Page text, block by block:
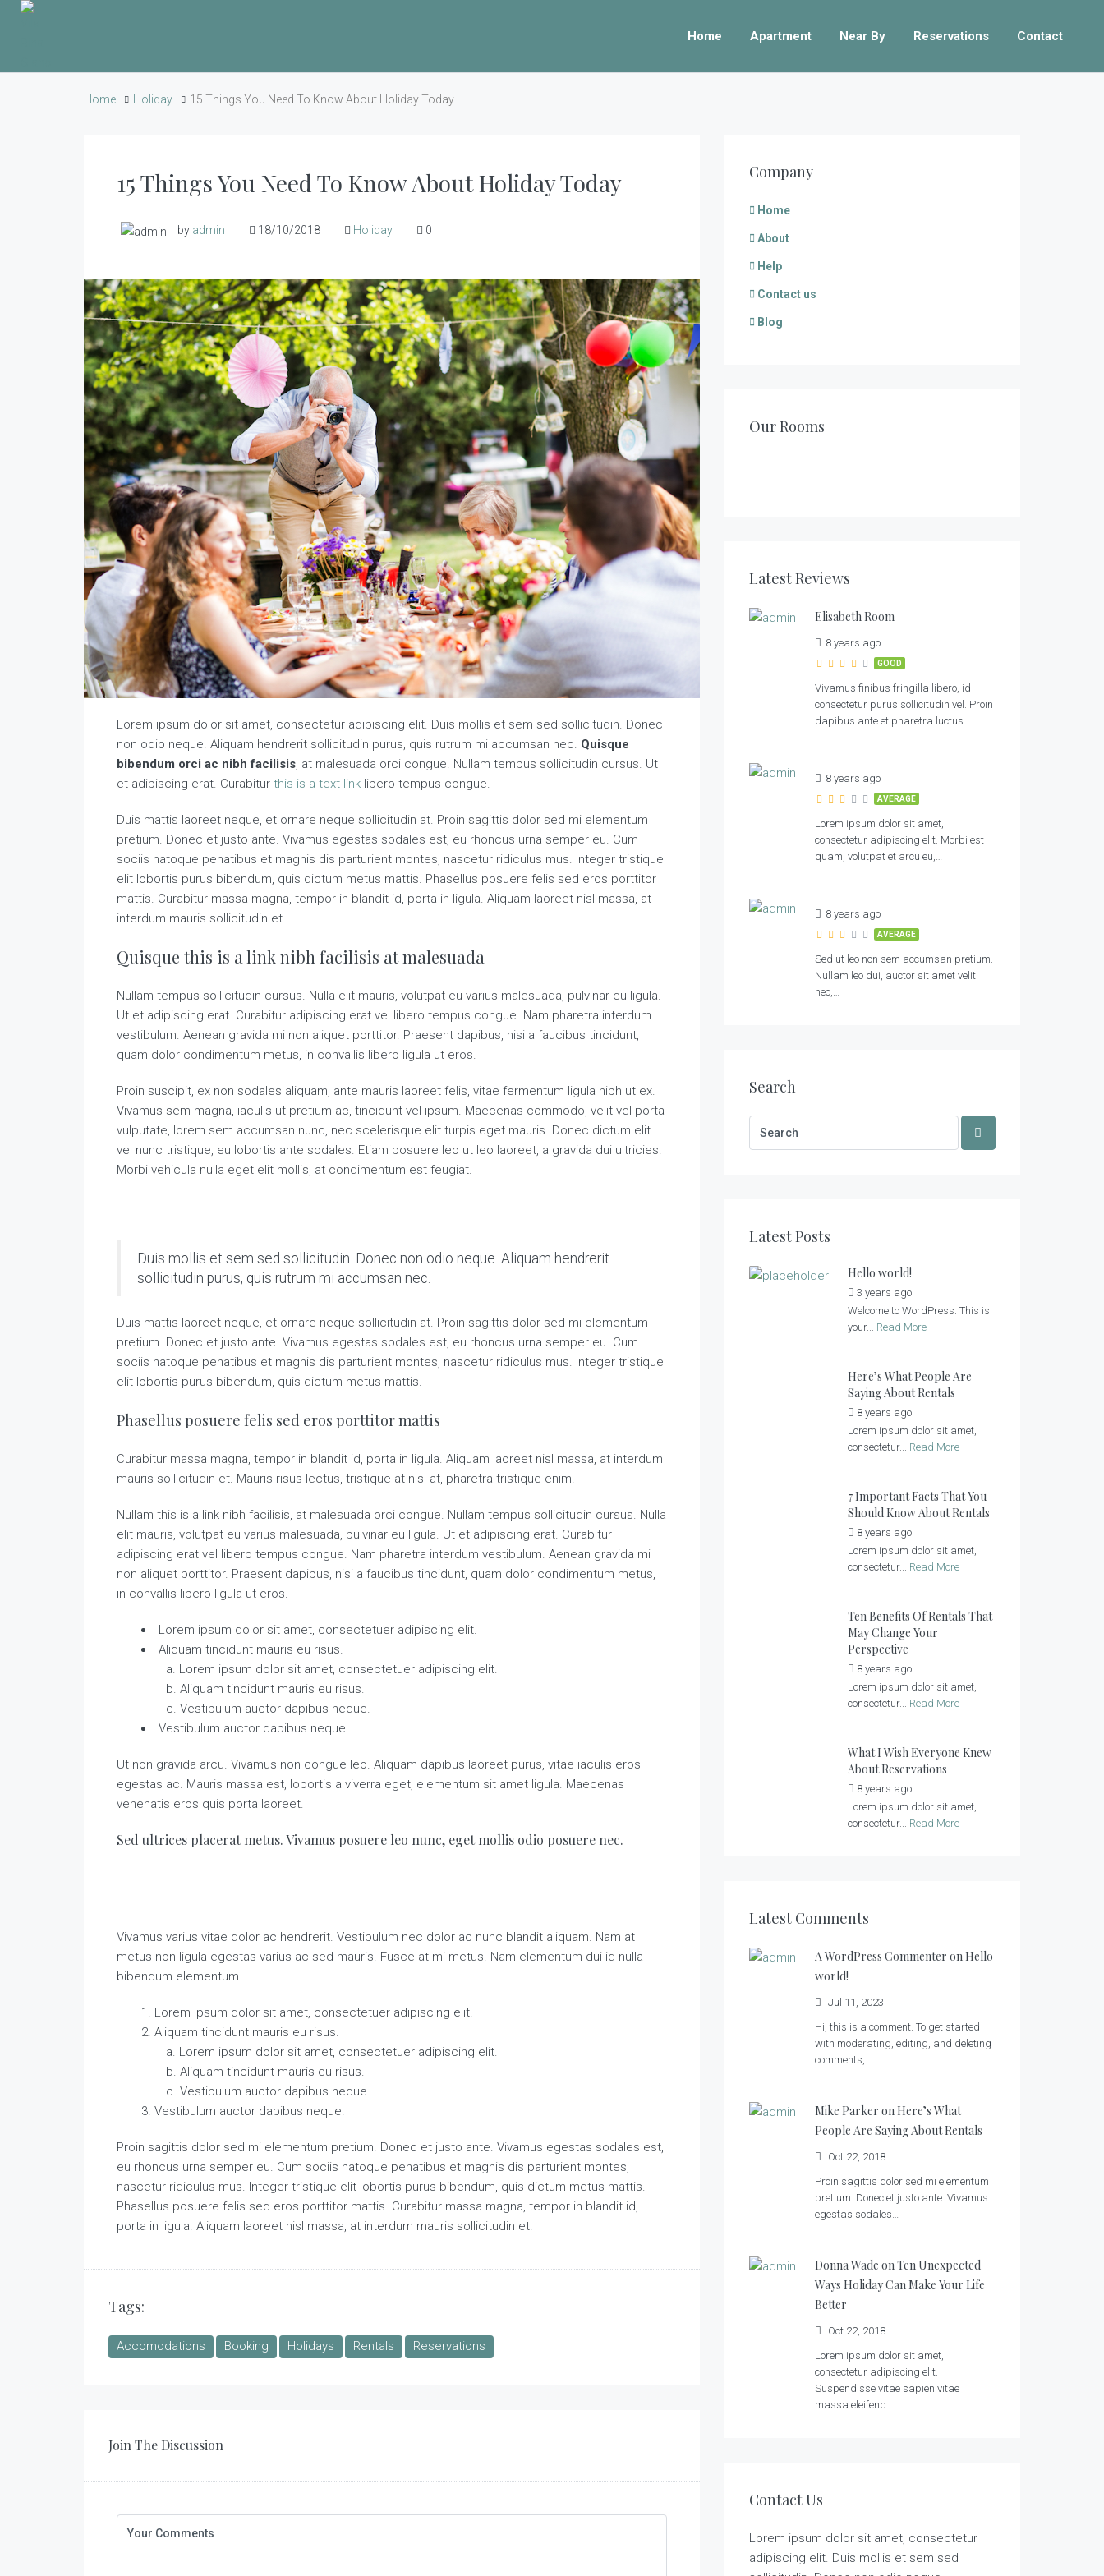
Home Apartment Near By Reservations Contact
Home Holiday 15 Things You Need To Know About Holiday Today
15 Things You Need To Know About Holiday Today
by admin 18/10/2018 Holiday 0
Lorem ipsum dolor sit amet, consectetur adipiscing elit. Duis mollis et sem sed sollicitudin. Donec
non odio neque. Aliquam hendrerit sollicitudin purus, quis rutrum mi accumsan nec. Quisque
bibendum orci ac nibh facilisis , at malesuada orci congue. Nullam tempus sollicitudin cursus. Ut
et adipiscing erat. Curabitur this is a text link libero tempus congue.
Duis mattis laoreet neque, et ornare neque sollicitudin at. Proin sagittis dolor sed mi elementum
pretium. Donec et justo ante. Vivamus egestas sodales est, eu rhoncus urna semper eu. Cum
sociis natoque penatibus et magnis dis parturient montes, nascetur ridiculus mus. Integer tristique
elit lobortis purus bibendum, quis dictum metus mattis. Phasellus posuere felis sed eros porttitor
mattis. Curabitur massa magna, tempor in blandit id, porta in ligula. Aliquam laoreet nisl massa, at
interdum mauris sollicitudin et.
Quisque this is a link nibh facilisis at malesuada
Nullam tempus sollicitudin cursus. Nulla elit mauris, volutpat eu varius malesuada, pulvinar eu ligula.
Ut et adipiscing erat. Curabitur adipiscing erat vel libero tempus congue. Nam pharetra interdum
vestibulum. Aenean gravida mi non aliquet porttitor. Praesent dapibus, nisi a faucibus tincidunt,
quam dolor condimentum metus, in convallis libero ligula ut eros.
Proin suscipit, ex non sodales aliquam, ante mauris laoreet felis, vitae fermentum ligula nibh ut ex.
Vivamus sem magna, iaculis ut pretium ac, tincidunt vel ipsum. Maecenas commodo, velit vel porta
vulputate, lorem sem accumsan nunc, nec scelerisque elit turpis eget mauris. Donec dictum elit
vel nunc tristique, eu lobortis ante sodales. Etiam posuere leo ut leo laoreet, a gravida dui ultricies.
Morbi vehicula nulla eget elit mollis, at condimentum est feugiat.
Duis mollis et sem sed sollicitudin. Donec non odio neque. Aliquam hendrerit
sollicitudin purus, quis rutrum mi accumsan nec.
Duis mattis laoreet neque, et ornare neque sollicitudin at. Proin sagittis dolor sed mi elementum
pretium. Donec et justo ante. Vivamus egestas sodales est, eu rhoncus urna semper eu. Cum
sociis natoque penatibus et magnis dis parturient montes, nascetur ridiculus mus. Integer tristique
elit lobortis purus bibendum, quis dictum metus mattis.
Phasellus posuere felis sed eros porttitor mattis
Curabitur massa magna, tempor in blandit id, porta in ligula. Aliquam laoreet nisl massa, at interdum
mauris sollicitudin et. Mauris risus lectus, tristique at nisl at, pharetra tristique enim.
Nullam this is a link nibh facilisis, at malesuada orci congue. Nullam tempus sollicitudin cursus. Nulla
elit mauris, volutpat eu varius malesuada, pulvinar eu ligula. Ut et adipiscing erat. Curabitur
adipiscing erat vel libero tempus congue. Nam pharetra interdum vestibulum. Aenean gravida mi
non aliquet porttitor. Praesent dapibus, nisi a faucibus tincidunt, quam dolor condimentum metus,
in convallis libero ligula ut eros.
Lorem ipsum dolor sit amet, consectetuer adipiscing elit.
Aliquam tincidunt mauris eu risus.
Lorem ipsum dolor sit amet, consectetuer adipiscing elit.
Aliquam tincidunt mauris eu risus.
Vestibulum auctor dapibus neque.
Vestibulum auctor dapibus neque.
Ut non gravida arcu. Vivamus non congue leo. Aliquam dapibus laoreet purus, vitae iaculis eros
egestas ac. Mauris massa est, lobortis a viverra eget, elementum sit amet ligula. Maecenas
venenatis eros quis porta laoreet.
Sed ultrices placerat metus. Vivamus posuere leo nunc, eget mollis odio posuere nec.
Vivamus varius vitae dolor ac hendrerit. Vestibulum nec dolor ac nunc blandit aliquam. Nam at
metus non ligula egestas varius ac sed mauris. Fusce at mi metus. Nam elementum dui id nulla
bibendum elementum.
Lorem ipsum dolor sit amet, consectetuer adipiscing elit.
Aliquam tincidunt mauris eu risus.
Lorem ipsum dolor sit amet, consectetuer adipiscing elit.
Aliquam tincidunt mauris eu risus.
Vestibulum auctor dapibus neque.
Vestibulum auctor dapibus neque.
Proin sagittis dolor sed mi elementum pretium. Donec et justo ante. Vivamus egestas sodales est,
eu rhoncus urna semper eu. Cum sociis natoque penatibus et magnis dis parturient montes,
nascetur ridiculus mus. Integer tristique elit lobortis purus bibendum, quis dictum metus mattis.
Phasellus posuere felis sed eros porttitor mattis. Curabitur massa magna, tempor in blandit id,
porta in ligula. Aliquam laoreet nisl massa, at interdum mauris sollicitudin et.
Tags:
Accomodations Booking Holidays Rentals Reservations
Join The Discussion
Company
Home
About
Help
Contact us
Blog
Our Rooms
1 1
Clementine Room
Franklin Room
399.00
Latest Reviews
Elisabeth Room
8 years ago
GOOD
Vivamus finibus fringilla libero, id
consectetur purus sollicitudin vel. Proin
dapibus ante et pharetra luctus….
8 years ago
AVERAGE
Lorem ipsum dolor sit amet,
consectetur adipiscing elit. Morbi est
quam, volutpat et arcu eu,…
8 years ago
AVERAGE
Sed ut leo non sem accumsan pretium.
Nullam leo dui, auctor sit amet velit
nec,…
Search
Latest Posts
Hello world!
3 years ago
Welcome to WordPress. This is
your... Read More
Here’s What People Are
Saying About Rentals
8 years ago
Lorem ipsum dolor sit amet,
consectetur... Read More
7 Important Facts That You
Should Know About Rentals
8 years ago
Lorem ipsum dolor sit amet,
consectetur... Read More
Ten Benefits Of Rentals That
May Change Your
Perspective
8 years ago
Lorem ipsum dolor sit amet,
consectetur... Read More
What I Wish Everyone Knew
About Reservations
8 years ago
Lorem ipsum dolor sit amet,
consectetur... Read More
Latest Comments
A WordPress Commenter onHello
world!
Jul 11, 2023
Hi, this is a comment. To get started
with moderating, editing, and deleting
comments,…
Mike Parker onHere’s What
People Are Saying About Rentals
Oct 22, 2018
Proin sagittis dolor sed mi elementum
pretium. Donec et justo ante. Vivamus
egestas sodales…
Donna Wade onTen Unexpected
Ways Holiday Can Make Your Life
Better
Oct 22, 2018
Lorem ipsum dolor sit amet,
consectetur adipiscing elit.
Suspendisse vitae sapien vitae
massa eleifend…
Contact Us
Lorem ipsum dolor sit amet, consectetur
adipiscing elit. Duis mollis et sem sed